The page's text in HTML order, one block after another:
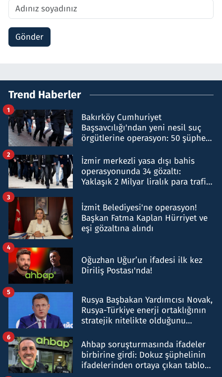
Gönder
Trend Haberler
Bakırköy Cumhuriyet
Başsavcılığı'ndan yeni nesil suç
örgütlerine operasyon: 50 şüpheli
1
İzmir merkezli yasa dışı bahis
operasyonunda 34 gözaltı:
Yaklaşık 2 Milyar liralık para trafiği
2
İzmit Belediyesi'ne operasyon!
Başkan Fatma Kaplan Hürriyet ve
eşi gözaltına alındı
3
Oğuzhan Uğur’un ifadesi ilk kez
Diriliş Postası'nda!
4
Rusya Başbakan Yardımcısı Novak,
Rusya-Türkiye enerji ortaklığının
stratejik nitelikte olduğunu
5
Ahbap soruşturmasında ifadeler
birbirine girdi: Dokuz şüphelinin
ifadelerinden ortaya çıkan tablo
6